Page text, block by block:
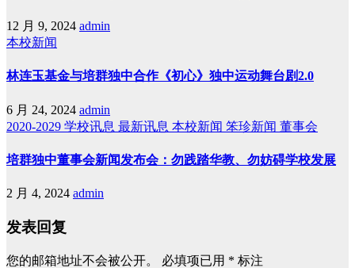
12 月 9, 2024 admin
本校新闻
林连玉基金与培群独中合作《初心》独中运动舞台剧2.0
6 月 24, 2024 admin
2020-2029 学校讯息 最新讯息 本校新闻 笨珍新闻 董事会
培群独中董事会新闻发布会：勿践踏华教、勿妨碍学校发展
2 月 4, 2024 admin
发表回复
您的邮箱地址不会被公开。 必填项已用 * 标注